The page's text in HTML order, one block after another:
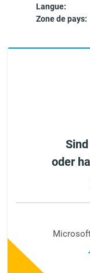
Langue:
Zone de pays:
oder